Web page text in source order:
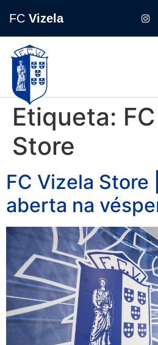
FC Vizela
Etiqueta:
Store
FC Vizela Store
aberta na